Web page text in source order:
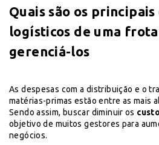
Quais são os principais
logísticos de uma frota
gerenciá-los
As despesas com a distribuição e o
matérias-primas estão entre as mais
Sendo assim, buscar diminuir os
objetivo de muitos gestores para
negócios.